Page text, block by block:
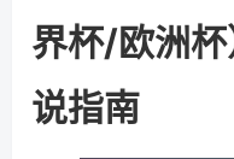
界杯/欧洲
说指南